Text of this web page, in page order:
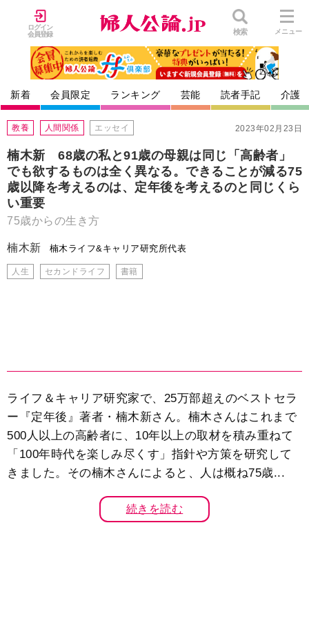
ログイン
会員登録
検索 メニュー
新着 会員限定 ランキング 芸能 読者手記 介護
2023年02月23日
教養 人間関係 エッセイ
楠木新 68歳の私と91歳の母親は同じ「高齢者」
でも欲するものは全く異なる。できることが減る75
歳以降を考えるのは、定年後を考えるのと同じくら
い重要
75歳からの生き方
楠木新 楠木ライフ&キャリア研究所代表
人生 セカンドライフ 書籍
ライフ＆キャリア研究家で、25万部超えのベストセラ
ー『定年後』著者・楠木新さん。楠木さんはこれまで
500人以上の高齢者に、10年以上の取材を積み重ねて
「100年時代を楽しみ尽くす」指針や方策を研究して
きました。その楠木さんによると、人は概ね75歳...
続きを読む